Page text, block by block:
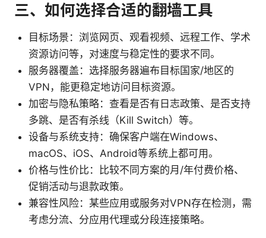
三、如何选择合适的翻墙工具
目标场景：浏览网页、观看视频、远程工作、学术
资源访问等，对速度与稳定性的要求不同。
服务器覆盖：选择服务器遍布目标国家/地区的
VPN，能更稳定地访问目标资源。
加密与隐私策略：查看是否有日志政策、是否支持
多跳、是否有杀线（Kill Switch）等。
设备与系统支持：确保客户端在Windows、
macOS、iOS、Android等系统上都可用。
价格与性价比：比较不同方案的月/年付费价格、
促销活动与退款政策。
兼容性风险：某些应用或服务对VPN存在检测，需
考虑分流、分应用代理或分段连接策略。